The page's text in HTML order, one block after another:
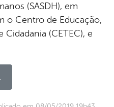
(SASDH), em
o Centro de Educação,
Cidadania (CETEC), e